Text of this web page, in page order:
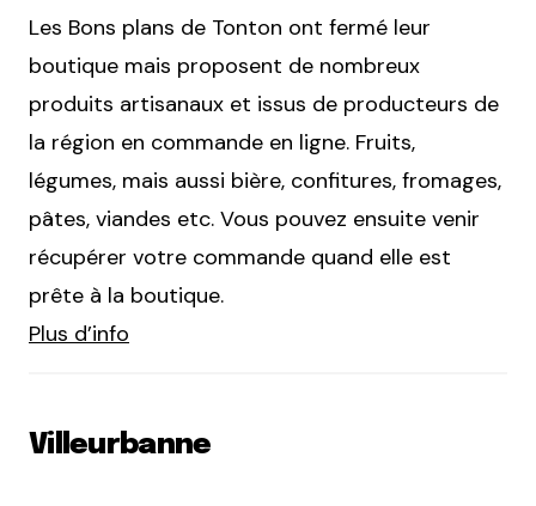
Les Bons plans de Tonton ont fermé leur
boutique mais proposent de nombreux
produits artisanaux et issus de producteurs de
la région en commande en ligne. Fruits,
légumes, mais aussi bière, confitures, fromages,
pâtes, viandes etc. Vous pouvez ensuite venir
récupérer votre commande quand elle est
prête à la boutique.
Plus d’info
Villeurbanne